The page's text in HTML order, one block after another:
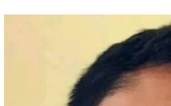
अन्तरवार्ता/
विचार